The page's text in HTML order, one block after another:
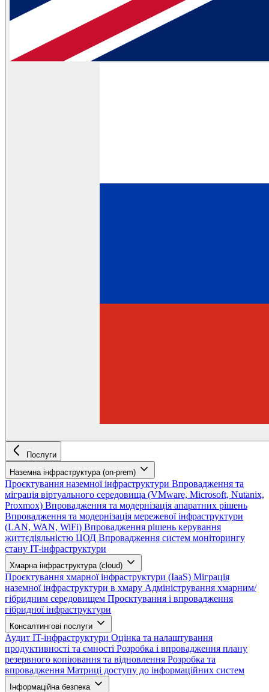
Послуги
Наземна інфраструктура (on-prem)
Проєктування наземної інфраструктури Впровадження та
міграція віртуального середовища (VMware, Microsoft, Nutanix,
Proxmox) Впровадження та модернізація апаратних рішень
Впровадження та модернізація мережевої інфраструктури
(LAN, WAN, WiFi) Впровадження рішень керування
життєдіяльністю ЦОД Впровадження систем моніторингу
стану IT-інфраструктури
Хмарна інфраструктура (cloud)
Проєктування хмарної інфраструктури (IaaS) Міграція
наземної інфраструктури в хмару Адміністрування хмарним/
гібридним середовищем Проєктування і впровадження
гібридної інфраструктури
Консалтингові послуги
Аудит IT-інфраструктури Оцінка та налаштування
продуктивності та ємності Розробка і впровадження плану
резервного копіювання та відновлення Розробка та
впровадження Матриці доступу до інформаційних систем
Інформаційна безпека